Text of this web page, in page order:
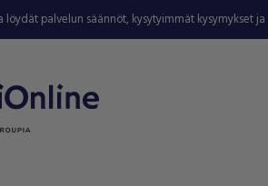
löydät palvelun säännöt, kysytyimmät kysymykset